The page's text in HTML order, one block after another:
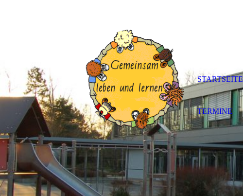
STARTSEITE
TERMINE